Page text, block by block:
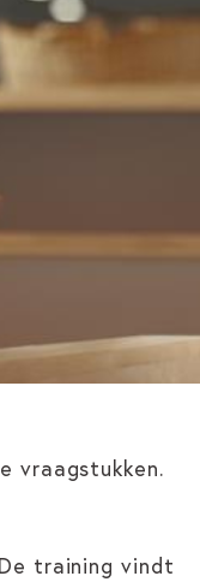
vraagstukken.
training vindt